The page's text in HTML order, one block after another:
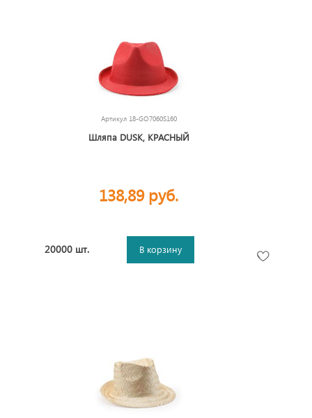
Артикул 18-GO7060S160
Шляпа DUSK, КРАСНЫЙ
138,89 руб.
20000 шт. В корзину